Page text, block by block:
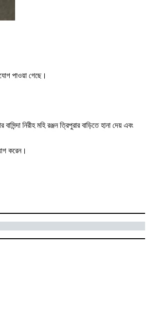
পাওয়া গেছে।
নিরীহ মহি রঞ্জন ত্রিপুরার বাড়িতে হানা দেয় এবং
করেন।